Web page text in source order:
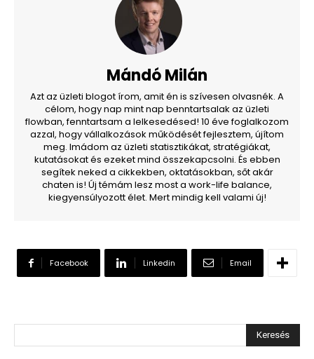
Mándó Milán
Azt az üzleti blogot írom, amit én is szívesen olvasnék. A
célom, hogy nap mint nap benntartsalak az üzleti
flowban, fenntartsam a lelkesedésed! 10 éve foglalkozom
azzal, hogy vállalkozások működését fejlesztem, újítom
meg. Imádom az üzleti statisztikákat, stratégiákat,
kutatásokat és ezeket mind összekapcsolni. És ebben
segítek neked a cikkekben, oktatásokban, sőt akár
chaten is! Új témám lesz most a work-life balance,
kiegyensúlyozott élet. Mert mindig kell valami új!
Facebook Linkedin Email
Keresés